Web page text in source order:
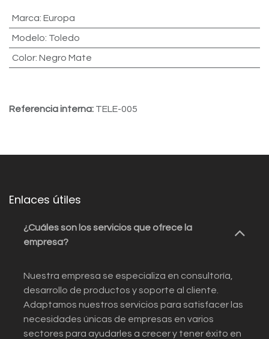
Marca: Europa
Modelo: Toledo
Color: Negro Mate
Referencia interna: TELE-005
Enlaces útiles
¿Cuáles son los servicios que ofrece la
empresa?
Nuestra empresa se especializa en consultoría,
desarrollo de productos y soporte al cliente.
Adaptamos nuestros servicios para satisfacer las
necesidades únicas de empresas en varios
sectores para ayudarles a crecer y tener éxito en